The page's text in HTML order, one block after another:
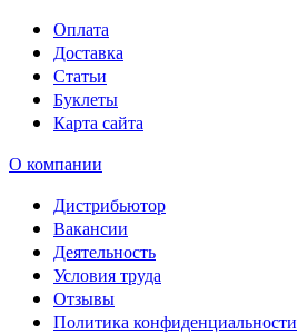
Оплата
Доставка
Статьи
Буклеты
Карта сайта
О компании
Дистрибьютор
Вакансии
Деятельность
Условия труда
Отзывы
Политика конфиденциальности